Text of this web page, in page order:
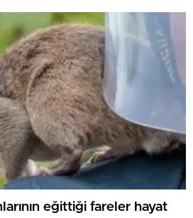
eğittiği fareler hayat